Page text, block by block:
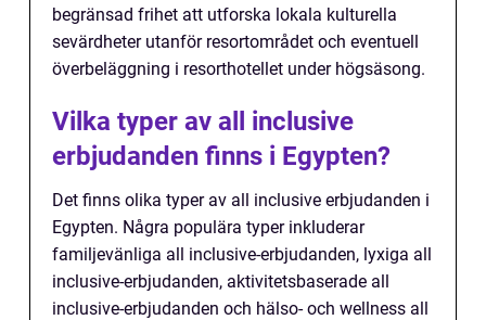
begränsad frihet att utforska lokala kulturella
sevärdheter utanför resortområdet och eventuell
överbeläggning i resorthotellet under högsäsong.
Vilka typer av all inclusive
erbjudanden finns i Egypten?
Det finns olika typer av all inclusive erbjudanden i
Egypten. Några populära typer inkluderar
familjevänliga all inclusive-erbjudanden, lyxiga all
inclusive-erbjudanden, aktivitetsbaserade all
inclusive-erbjudanden och hälso- och wellness all